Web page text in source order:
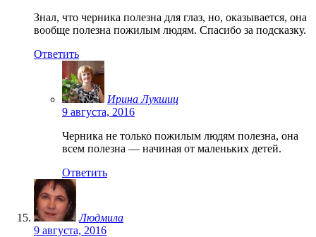
Знал, что черника полезна для глаз, но, оказывается, она
вообще полезна пожилым людям. Спасибо за подсказку.
Ответить
Ирина Лукшиц
9 августа, 2016
Черника не только пожилым людям полезна, она
всем полезна — начиная от маленьких детей.
Ответить
Людмила
9 августа, 2016